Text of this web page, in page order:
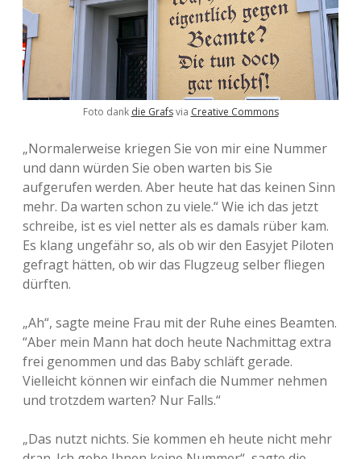
Foto dank die Grafsvia Creative Commons
„Normalerweise kriegen Sie von mir eine Nummer
und dann würden Sie oben warten bis Sie
aufgerufen werden. Aber heute hat das keinen Sinn
mehr. Da warten schon zu viele.“ Wie ich das jetzt
schreibe, ist es viel netter als es damals rüber kam.
Es klang ungefähr so, als ob wir den Easyjet Piloten
gefragt hätten, ob wir das Flugzeug selber fliegen
dürften.
„Ah“, sagte meine Frau mit der Ruhe eines Beamten.
“Aber mein Mann hat doch heute Nachmittag extra
frei genommen und das Baby schläft gerade.
Vielleicht können wir einfach die Nummer nehmen
und trotzdem warten? Nur Falls.“
„Das nutzt nichts. Sie kommen eh heute nicht mehr